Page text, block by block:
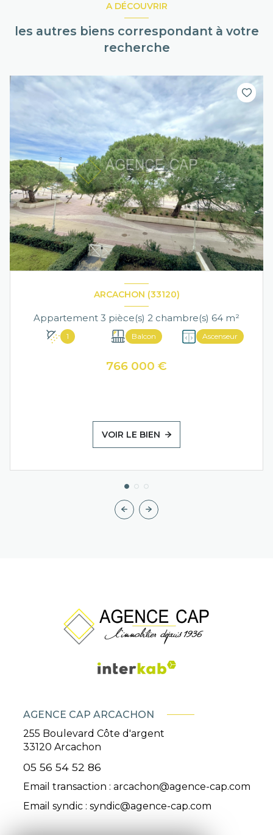
A DÉCOUVRIR
les autres biens correspondant à votre
recherche
ARCACHON (33120)
Appartement 3 pièce(s) 2 chambre(s) 64 m²
1 Balcon Ascenseur
766 000 €
VOIR LE BIEN
AGENCE CAP ARCACHON
255 Boulevard Côte d'argent
33120 Arcachon
05 56 54 52 86
Email transaction : arcachon@agence-cap.com
Email syndic : syndic@agence-cap.com